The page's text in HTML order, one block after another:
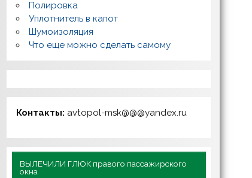
Полировка
Уплотнитель в капот
Шумоизоляция
Что еще можно сделать самому
Контакты: avtopol-msk@@@yandex.ru
ВЫЛЕЧИЛИ ГЛЮК правого пассажирского
окна